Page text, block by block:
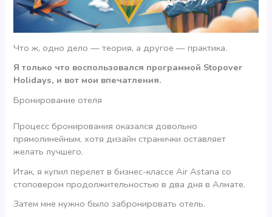
Что ж, одно дело — теория, а другое — практика.
Я только что воспользовался программой Stopover
Holidays, и вот мои впечатления.
Бронирование отеля
Процесс бронирования оказался довольно
прямолинейным, хотя дизайн странички оставляет
желать лучшего.
Итак, я купил перелет в бизнес-классе Air Astana со
стоповером продолжительностью в два дня в Алмате.
Затем мне нужно было забронировать отель.